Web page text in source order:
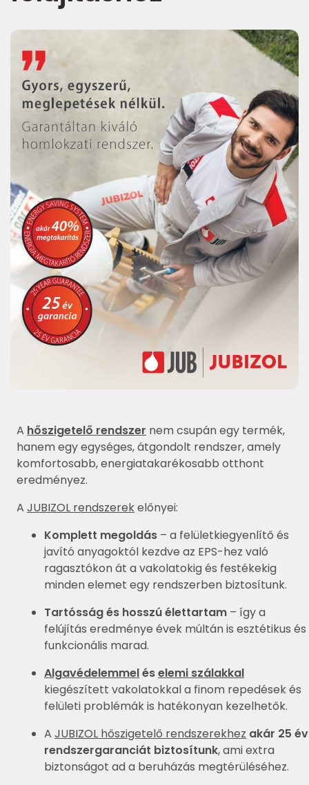
A hőszigetelő rendszer nem csupán egy termék,
hanem egy egységes, átgondolt rendszer, amely
komfortosabb, energiatakarékosabb otthont
eredményez.
A JUBIZOL rendszerekelőnyei:
Komplett megoldás – a felületkiegyenlítő és
javító anyagoktól kezdve az EPS-hez való
ragasztókon át a vakolatokig és festékekig
minden elemet egy rendszerben biztosítunk.
Tartósság és hosszú élettartam – így a
felújítás eredménye évek múltán is esztétikus és
funkcionális marad.
Algavédelemmeléselemi szálakkal
kiegészített vakolatokkal a finom repedések és
felületi problémák is hatékonyan kezelhetők.
A JUBIZOL hőszigetelő rendszerekhez akár 25 év
rendszergaranciát biztosítunk, ami extra
biztonságot ad a beruházás megtérüléséhez.